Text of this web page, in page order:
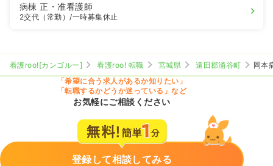
病棟正・准看護師
2交代（常勤） /一時募集休止
看護roo![カンゴルー] 看護roo! 転職 宮城県 遠田郡涌谷町
岡本
「希望に合う求人があるか知りたい」
「転職するかどうか迷っている」など
お気軽にご相談ください
登録して相談してみる